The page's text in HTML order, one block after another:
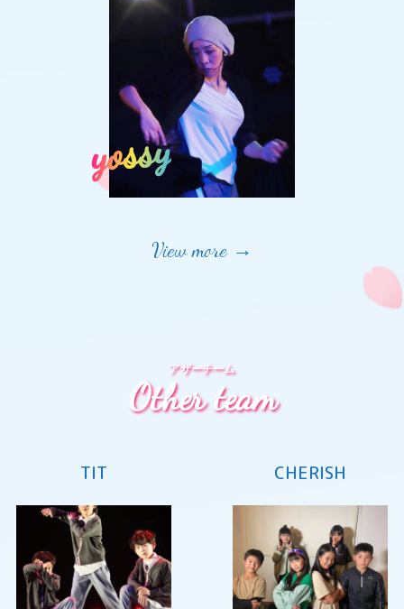
yossy
View more →
Other team
アザーチーム
TIT CHERISH